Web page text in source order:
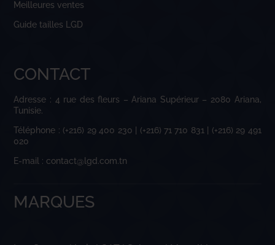
Meilleures ventes
Guide tailles LGD
CONTACT
Adresse : 4 rue des fleurs – Ariana Supérieur – 2080 Ariana,
Tunisie.
Téléphone : (+216) 29 400 230 | (+216) 71 710 831 | (+216) 29 491
020
E-mail : contact@lgd.com.tn
MARQUES